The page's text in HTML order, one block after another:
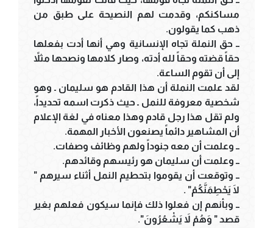
مساكنكم، وقدمت لهم النصيحة على طبق من
ذهب كما يقولون.
ــ حق النملة تجاه الإنسانية وهي أنها أدت بفعلها
حقاً قضته وحقاً لله أدته، وصار كلامها ونصحها مثلاً
إلى أن تقوم الساعة.
لقد علمت النملة أن هذا القادم هو سليمان ـ وهو
شخصية معروفة للنمل ـ حيث ذكرت اسمه تحديداً،
ولم تقل هذا رجل قادم وهذا معناه في لغة الإعلام
أن المشاهير دائماً يصنعون الأخبار المهمة.
ــ وعلمت أن معه جنوداً ولهم وظائف وصفات.
ــ وعلمت أن سليمان هو رئيسهم وقائدهم.
ــ وتوقعت أن يقوموا بتحطيم النمل أثناء سيرهم "
لَا يَحْطِمَنَّكُمْ" .
ــ وبأنهم إن فعلوا ذلك فإنما سيكون فعلهم بغير
قصد " وَهُمْ لاَ يَشْعُرُونَ".